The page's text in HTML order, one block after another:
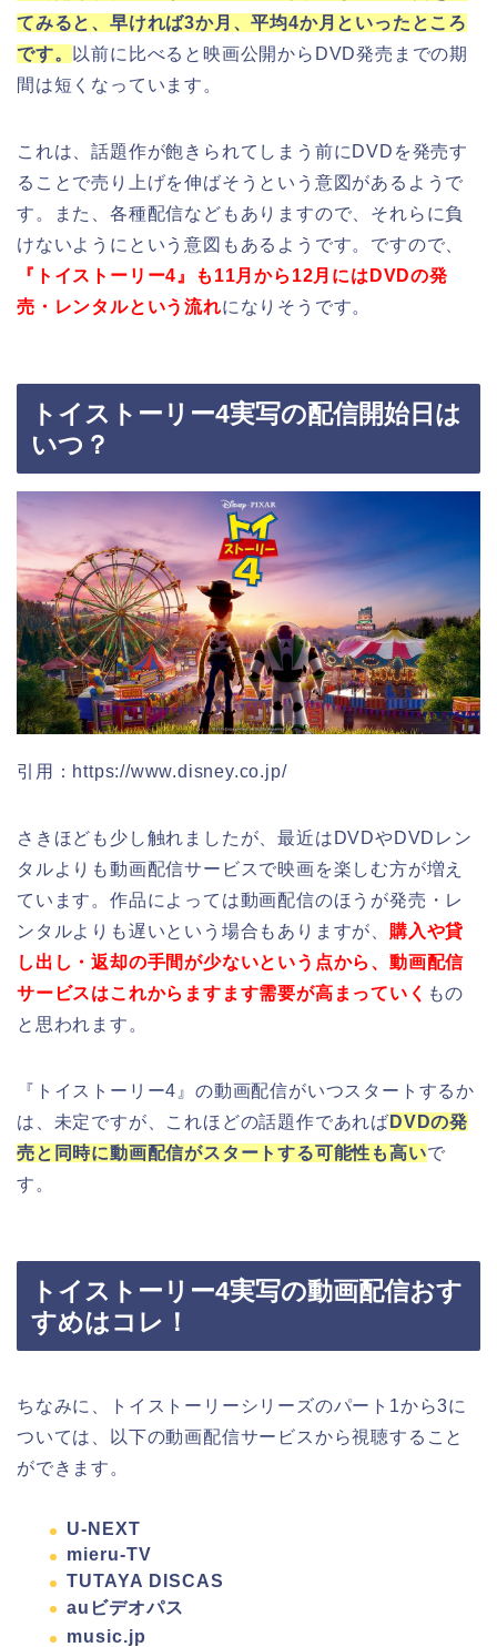
てみると、早ければ3か月、平均4か月といったところ
です。
以前に比べると映画公開からDVD発売までの期
間は短くなっています。
これは、話題作が飽きられてしまう前にDVDを発売す
ることで売り上げを伸ばそうという意図があるようで
す。また、各種配信などもありますので、それらに負
けないようにという意図もあるようです。ですので、
『トイストーリー4』も11月から12月にはDVDの発
売・レンタルという流れになりそうです。
トイストーリー4実写の配信開始日は
いつ？
引用：https://www.disney.co.jp/
さきほども少し触れましたが、最近はDVDやDVDレン
タルよりも動画配信サービスで映画を楽しむ方が増え
ています。作品によっては動画配信のほうが発売・レ
ンタルよりも遅いという場合もありますが、 購入や貸
し出し・返却の手間が少ないという点から、動画配信
サービスはこれからますます需要が高まっていく もの
と思われます。
『トイストーリー4』の動画配信がいつスタートするか
は、未定ですが、これほどの話題作であれば DVDの発
売と同時に動画配信がスタートする可能性も高いで
す。
トイストーリー4実写の動画配信おす
すめはコレ！
ちなみに、トイストーリーシリーズのパート1から3に
ついては、以下の動画配信サービスから視聴すること
ができます。
U-NEXT
mieru-TV
TUTAYA DISCAS
auビデオパス
music.jp